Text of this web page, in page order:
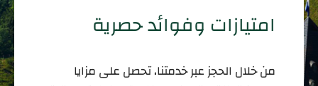
امتيازات وفوائد حصرية
من خلال الحجز عبر خدمتنا، تحصل على مزايا